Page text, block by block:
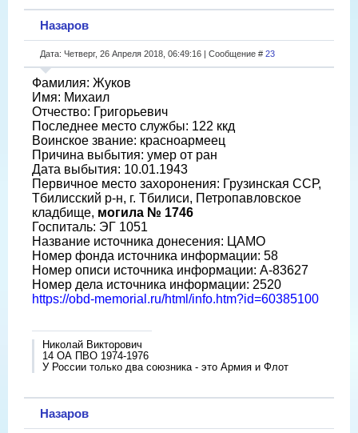
Назаров
Дата: Четверг, 26 Апреля 2018, 06:49:16 | Сообщение # 23
Фамилия: Жуков
Имя: Михаил
Отчество: Григорьевич
Последнее место службы: 122 ккд
Воинское звание: красноармеец
Причина выбытия: умер от ран
Дата выбытия: 10.01.1943
Первичное место захоронения: Грузинская ССР,
Тбилисский р-н, г. Тбилиси, Петропавловское
кладбище, могила № 1746
Госпиталь: ЭГ 1051
Название источника донесения: ЦАМО
Номер фонда источника информации: 58
Номер описи источника информации: А-83627
Номер дела источника информации: 2520
https://obd-memorial.ru/html/info.htm?id=60385100
Николай Викторович
14 ОА ПВО 1974-1976
У России только два союзника - это Армия и Флот
Назаров